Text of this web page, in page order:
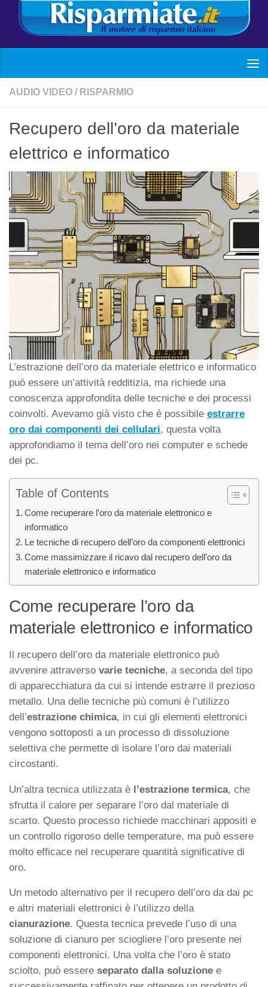
AUDIO VIDEO / RISPARMIO
Recupero dell’oro da materiale
elettrico e informatico
L’estrazione dell’oro da materiale elettrico e informatico
può essere un’attività redditizia, ma richiede una
conoscenza approfondita delle tecniche e dei processi
coinvolti. Avevamo già visto che è possibile estrarre
oro dai componenti dei cellulari, questa volta
approfondiamo il tema dell’oro nei computer e schede
dei pc.
Table of Contents
Come recuperare l’oro da materiale elettronico e
informatico
Le tecniche di recupero dell’oro da componenti elettronici
Come massimizzare il ricavo dal recupero dell’oro da
materiale elettronico e informatico
Come recuperare l’oro da
materiale elettronico e informatico
Il recupero dell’oro da materiale elettronico può
avvenire attraverso varie tecniche, a seconda del tipo
di apparecchiatura da cui si intende estrarre il prezioso
metallo. Una delle tecniche più comuni è l’utilizzo
dell’estrazione chimica, in cui gli elementi elettronici
vengono sottoposti a un processo di dissoluzione
selettiva che permette di isolare l’oro dai materiali
circostanti.
Un’altra tecnica utilizzata è l’estrazione termica, che
sfrutta il calore per separare l’oro dal materiale di
scarto. Questo processo richiede macchinari appositi e
un controllo rigoroso delle temperature, ma può essere
molto efficace nel recuperare quantità significative di
oro.
Un metodo alternativo per il recupero dell’oro da dai pc
e altri materiali elettronici è l’utilizzo della
cianurazione. Questa tecnica prevede l’uso di una
soluzione di cianuro per sciogliere l’oro presente nei
componenti elettronici. Una volta che l’oro è stato
sciolto, può essere separato dalla soluzione e